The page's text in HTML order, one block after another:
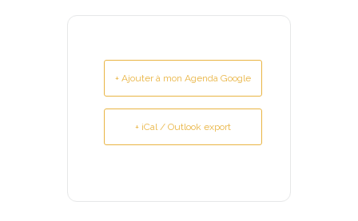
+ Ajouter à mon Agenda Google
+ iCal / Outlook export